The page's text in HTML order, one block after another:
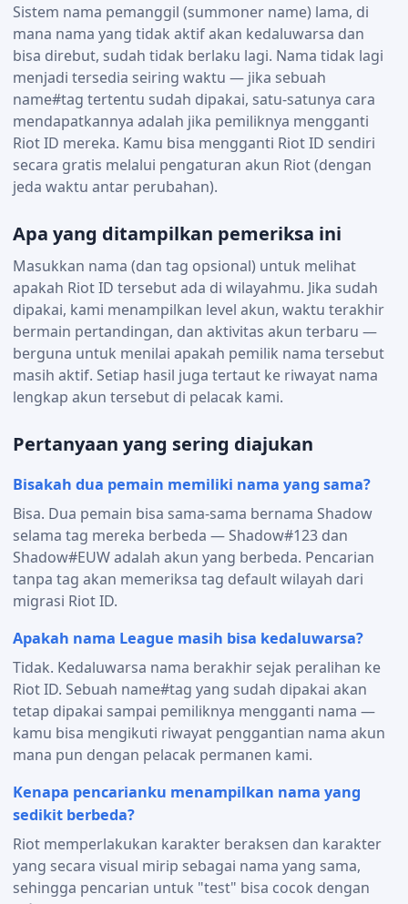
Sistem nama pemanggil (summoner name) lama, di
mana nama yang tidak aktif akan kedaluwarsa dan
bisa direbut, sudah tidak berlaku lagi. Nama tidak lagi
menjadi tersedia seiring waktu — jika sebuah
name#tag tertentu sudah dipakai, satu-satunya cara
mendapatkannya adalah jika pemiliknya mengganti
Riot ID mereka. Kamu bisa mengganti Riot ID sendiri
secara gratis melalui pengaturan akun Riot (dengan
jeda waktu antar perubahan).
Apa yang ditampilkan pemeriksa ini
Masukkan nama (dan tag opsional) untuk melihat
apakah Riot ID tersebut ada di wilayahmu. Jika sudah
dipakai, kami menampilkan level akun, waktu terakhir
bermain pertandingan, dan aktivitas akun terbaru —
berguna untuk menilai apakah pemilik nama tersebut
masih aktif. Setiap hasil juga tertaut ke riwayat nama
lengkap akun tersebut di pelacak kami.
Pertanyaan yang sering diajukan
Bisakah dua pemain memiliki nama yang sama?
Bisa. Dua pemain bisa sama-sama bernama Shadow
selama tag mereka berbeda — Shadow#123 dan
Shadow#EUW adalah akun yang berbeda. Pencarian
tanpa tag akan memeriksa tag default wilayah dari
migrasi Riot ID.
Apakah nama League masih bisa kedaluwarsa?
Tidak. Kedaluwarsa nama berakhir sejak peralihan ke
Riot ID. Sebuah name#tag yang sudah dipakai akan
tetap dipakai sampai pemiliknya mengganti nama —
kamu bisa mengikuti riwayat penggantian nama akun
mana pun dengan pelacak permanen kami.
Kenapa pencarianku menampilkan nama yang
sedikit berbeda?
Riot memperlakukan karakter beraksen dan karakter
yang secara visual mirip sebagai nama yang sama,
sehingga pencarian untuk "test" bisa cocok dengan